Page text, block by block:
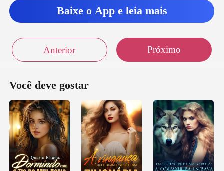
Baixe o App e leia mais
Anterior Próximo
Você deve gostar